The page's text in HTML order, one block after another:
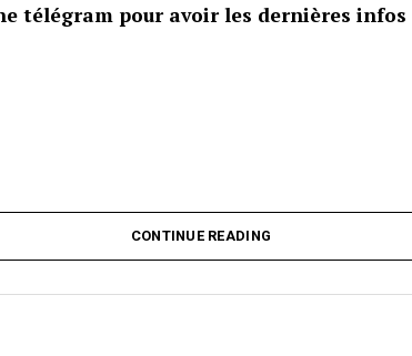
télégram pour avoir les dernières infos
CONTINUE READING